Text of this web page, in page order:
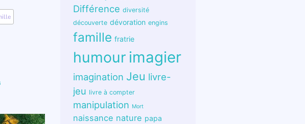
Différence diversité
découverte dévoration engins
famille fratrie
humour imagier
imagination Jeu livre-
jeu livre à compter
manipulation Mort
naissance nature papa